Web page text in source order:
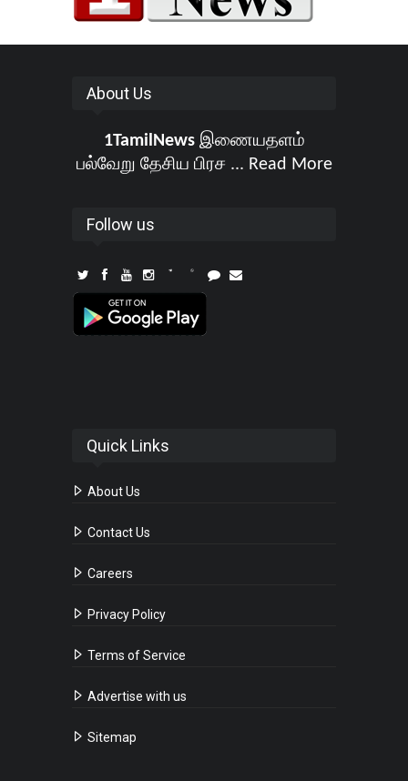
About Us
1TamilNewsஇணையதளம்
பல்வேறு தேசிய பிரச ... Read More
Follow us
Quick Links
About Us
Contact Us
Careers
Privacy Policy
Terms of Service
Advertise with us
Sitemap